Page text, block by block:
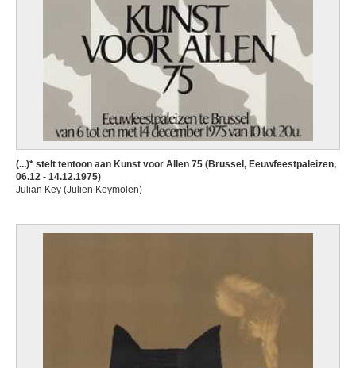
(...)* stelt tentoon aan Kunst voor Allen 75 (Brussel, Eeuwfeestpaleizen,
06.12 - 14.12.1975)
Julian Key (Julien Keymolen)